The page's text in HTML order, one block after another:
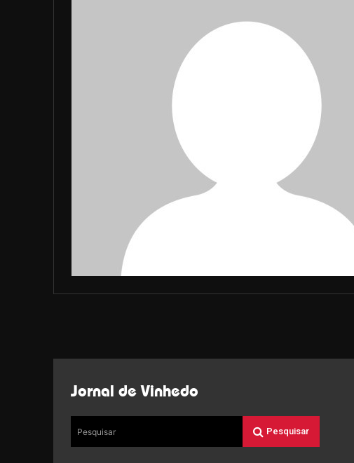
Jornal de Vinhedo
Pesquisar Pesquisar